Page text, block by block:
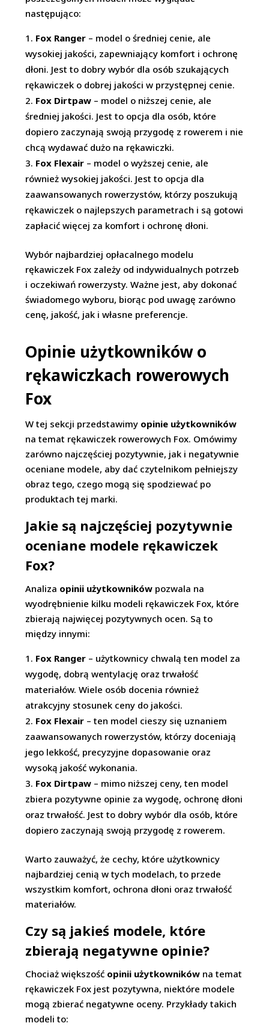
następująco:
Fox Ranger – model o średniej cenie, ale
wysokiej jakości, zapewniający komfort i ochronę
dłoni. Jest to dobry wybór dla osób szukających
rękawiczek o dobrej jakości w przystępnej cenie.
Fox Dirtpaw – model o niższej cenie, ale
średniej jakości. Jest to opcja dla osób, które
dopiero zaczynają swoją przygodę z rowerem i nie
chcą wydawać dużo na rękawiczki.
Fox Flexair – model o wyższej cenie, ale
również wysokiej jakości. Jest to opcja dla
zaawansowanych rowerzystów, którzy poszukują
rękawiczek o najlepszych parametrach i są gotowi
zapłacić więcej za komfort i ochronę dłoni.
Wybór najbardziej opłacalnego modelu
rękawiczek Fox zależy od indywidualnych potrzeb
i oczekiwań rowerzysty. Ważne jest, aby dokonać
świadomego wyboru, biorąc pod uwagę zarówno
cenę, jakość, jak i własne preferencje.
Opinie użytkowników o
rękawiczkach rowerowych
Fox
W tej sekcji przedstawimy opinie użytkowników
na temat rękawiczek rowerowych Fox. Omówimy
zarówno najczęściej pozytywnie, jak i negatywnie
oceniane modele, aby dać czytelnikom pełniejszy
obraz tego, czego mogą się spodziewać po
produktach tej marki.
Jakie są najczęściej pozytywnie
oceniane modele rękawiczek
Fox?
Analiza opinii użytkowników pozwala na
wyodrębnienie kilku modeli rękawiczek Fox, które
zbierają najwięcej pozytywnych ocen. Są to
między innymi:
Fox Ranger – użytkownicy chwalą ten model za
wygodę, dobrą wentylację oraz trwałość
materiałów. Wiele osób docenia również
atrakcyjny stosunek ceny do jakości.
Fox Flexair – ten model cieszy się uznaniem
zaawansowanych rowerzystów, którzy doceniają
jego lekkość, precyzyjne dopasowanie oraz
wysoką jakość wykonania.
Fox Dirtpaw – mimo niższej ceny, ten model
zbiera pozytywne opinie za wygodę, ochronę dłoni
oraz trwałość. Jest to dobry wybór dla osób, które
dopiero zaczynają swoją przygodę z rowerem.
Warto zauważyć, że cechy, które użytkownicy
najbardziej cenią w tych modelach, to przede
wszystkim komfort, ochrona dłoni oraz trwałość
materiałów.
Czy są jakieś modele, które
zbierają negatywne opinie?
Chociaż większość opinii użytkowników na temat
rękawiczek Fox jest pozytywna, niektóre modele
mogą zbierać negatywne oceny. Przykłady takich
modeli to: